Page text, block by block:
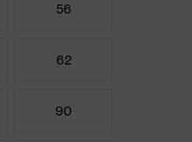
56
62
90